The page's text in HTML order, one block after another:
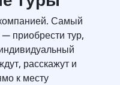
Самый
приобрести тур,
расскажут и
к месту